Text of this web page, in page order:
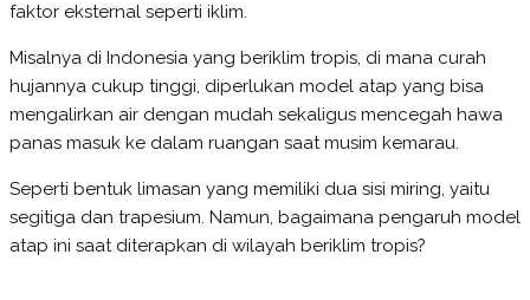
faktor eksternal seperti iklim.
Misalnya di Indonesia yang beriklim tropis, di mana curah
hujannya cukup tinggi, diperlukan model atap yang bisa
mengalirkan air dengan mudah sekaligus mencegah hawa
panas masuk ke dalam ruangan saat musim kemarau.
Seperti bentuk limasan yang memiliki dua sisi miring, yaitu
segitiga dan trapesium. Namun, bagaimana pengaruh model
atap ini saat diterapkan di wilayah beriklim tropis?